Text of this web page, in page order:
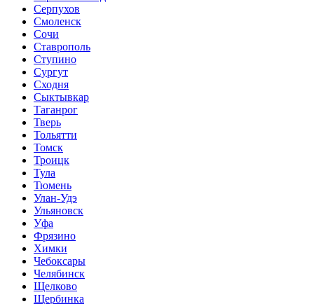
Серпухов
Смоленск
Сочи
Ставрополь
Ступино
Сургут
Сходня
Сыктывкар
Таганрог
Тверь
Тольятти
Томск
Троицк
Тула
Тюмень
Улан-Удэ
Ульяновск
Уфа
Фрязино
Химки
Чебоксары
Челябинск
Щелково
Щербинка